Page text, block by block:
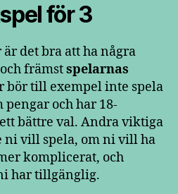
för 3
det bra att ha några
främstspelarnas
bör till exempel inte spela
pengar och har 18-
bättre val. Andra viktiga
ni vill spela, om ni vill ha
komplicerat, och
har tillgänglig.